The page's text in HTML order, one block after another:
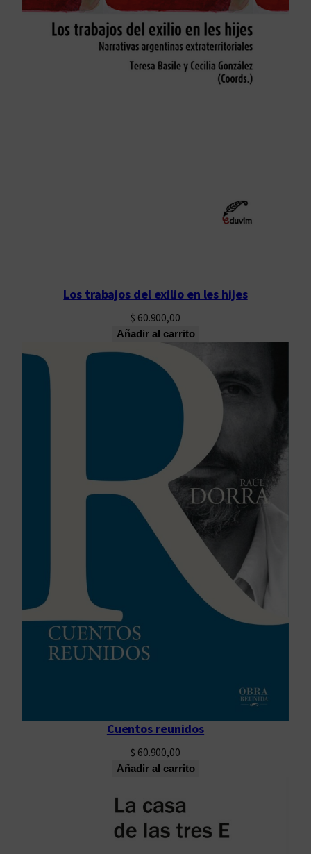
Los trabajos del exilio en les hijes
$ 60.900,00
Añadir al carrito
Cuentos reunidos
$ 60.900,00
Añadir al carrito